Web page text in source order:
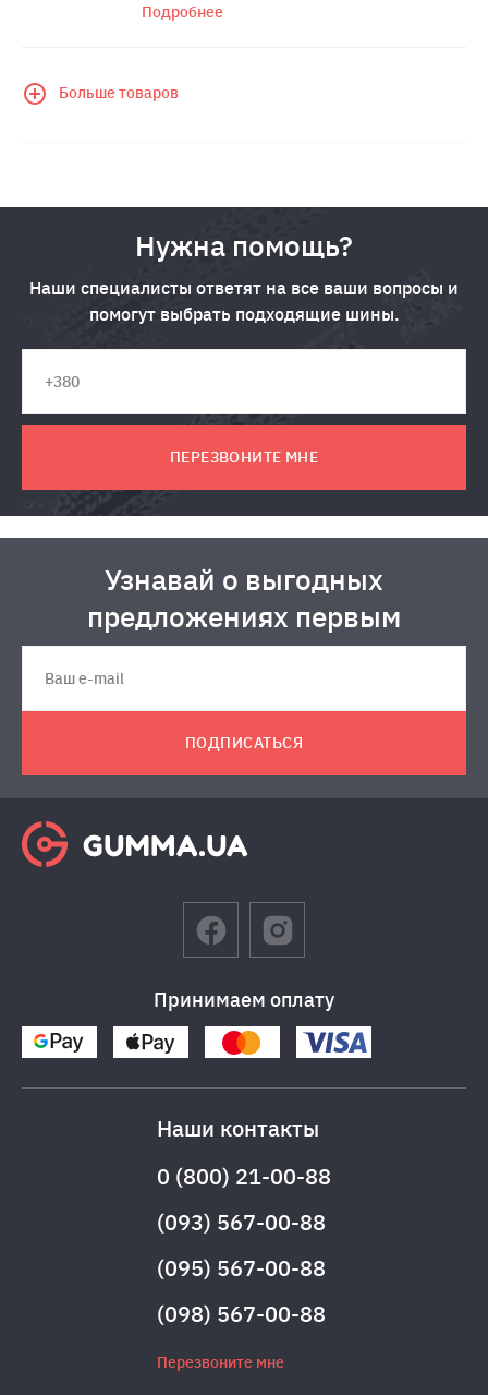
Подробнее
Больше товаров
Нужна помощь?
Наши специалисты ответят на все ваши вопросы и
помогут выбрать подходящие шины.
ПЕРЕЗВОНИТЕ МНЕ
Узнавай о выгодных
предложениях первым
ПОДПИСАТЬСЯ
Принимаем оплату
Наши контакты
0 (800) 21-00-88
(093) 567-00-88
(095) 567-00-88
(098) 567-00-88
Перезвоните мне